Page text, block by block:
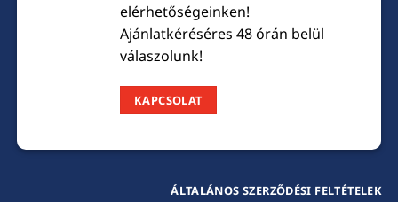
elérhetőségeinken!
Ajánlatkéréséres 48 órán belül
válaszolunk!
KAPCSOLAT
ÁLTALÁNOS SZERZŐDÉSI FELTÉTELEK